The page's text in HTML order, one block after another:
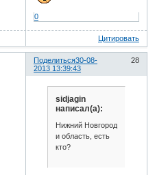
0
Цитировать
Поделиться 28
30-08-
2013 13:39:43
sidjagin
написал(а):
Нижний Новгород
и область, есть
кто?